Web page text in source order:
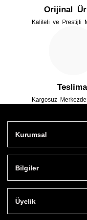
Orijinal
Kaliteli ve Prestijli
Kargosuz
Kurumsal
Bilgiler
Üyelik